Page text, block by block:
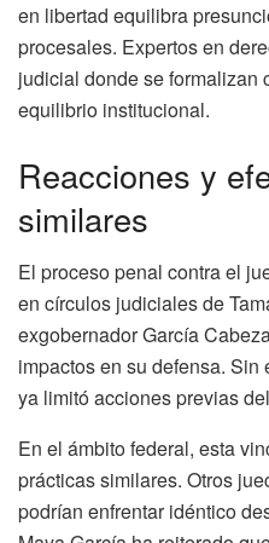
en libertad equilibra
procesales. Expertos en
judicial donde se formalizan
equilibrio institucional.
Reacciones y
similares
El proceso penal contra el
en círculos judiciales de
exgobernador García
impactos en su defensa.
ya limitó acciones previas
En el ámbito federal, esta
prácticas similares. Otros
podrían enfrentar idéntico